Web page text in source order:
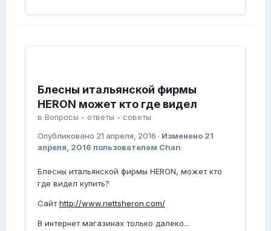
Блесны итальянской фирмы
HERON может кто где видел
в Вопросы - ответы - советы
Опубликовано 21 апреля, 2016 · Изменено 21
апреля, 2016 пользователем Chan
Блесны итальянской фирмы HERON, может кто
где видел купить?
Сайтhttp://www.nettsheron.com/
В интернет магазинах только далеко...